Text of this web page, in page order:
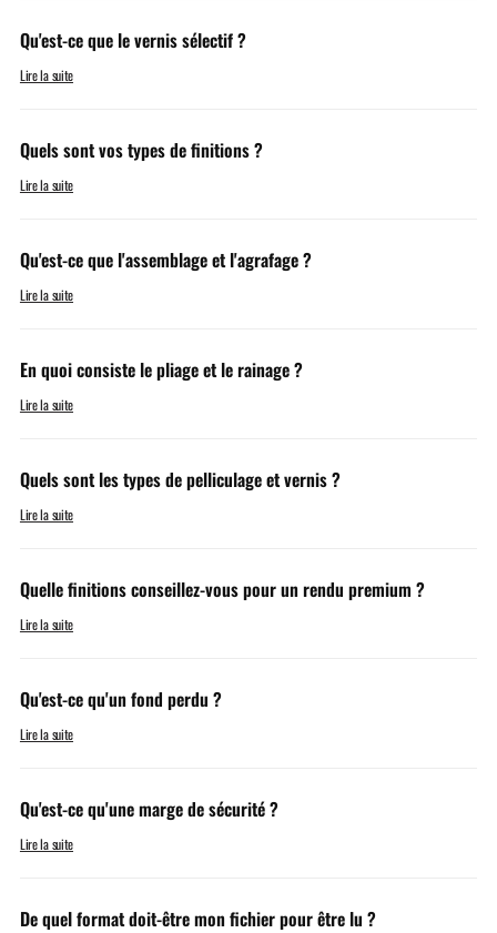
Qu'est-ce que le vernis sélectif ?
Lire la suite
Quels sont vos types de finitions ?
Lire la suite
Qu'est-ce que l'assemblage et l'agrafage ?
Lire la suite
En quoi consiste le pliage et le rainage ?
Lire la suite
Quels sont les types de pelliculage et vernis ?
Lire la suite
Quelle finitions conseillez-vous pour un rendu premium ?
Lire la suite
Qu'est-ce qu'un fond perdu ?
Lire la suite
Qu'est-ce qu'une marge de sécurité ?
Lire la suite
De quel format doit-être mon fichier pour être lu ?